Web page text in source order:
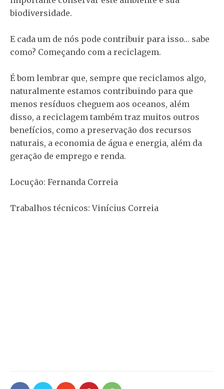
biodiversidade.
E cada um de nós pode contribuir para isso… sabe
como? Começando com a reciclagem.
É bom lembrar que, sempre que reciclamos algo,
naturalmente estamos contribuindo para que
menos resíduos cheguem aos oceanos, além
disso, a reciclagem também traz muitos outros
benefícios, como a preservação dos recursos
naturais, a economia de água e energia, além da
geração de emprego e renda.
Locução: Fernanda Correia
Trabalhos técnicos: Vinícius Correia